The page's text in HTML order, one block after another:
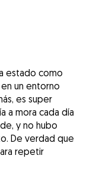
estado como
un entorno
es super
a mora cada día
y no hubo
De verdad que
repetir